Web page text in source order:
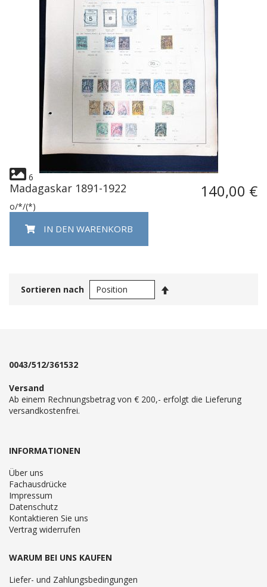
6
Madagaskar 1891-1922 140,00 €
o/*/(*)
IN DEN WARENKORB
Sortieren nach
0043/512/361532
Versand
Ab einem Rechnungsbetrag von € 200,- erfolgt die Lieferung
versandkostenfrei.
INFORMATIONEN
Über uns
Fachausdrücke
Impressum
Datenschutz
Kontaktieren Sie uns
Vertrag widerrufen
WARUM BEI UNS KAUFEN
Liefer- und Zahlungsbedingungen